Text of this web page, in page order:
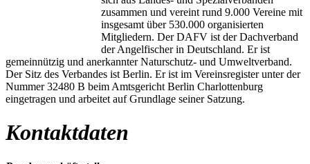
zusammen und vereint rund 9.000 Vereine mit
insgesamt über 530.000 organisierten
Mitgliedern. Der DAFV ist der Dachverband
der Angelfischer in Deutschland. Er ist
gemeinnützig und anerkannter Naturschutz- und Umweltverband.
Der Sitz des Verbandes ist Berlin. Er ist im Vereinsregister unter der
Nummer 32480 B beim Amtsgericht Berlin Charlottenburg
eingetragen und arbeitet auf Grundlage seiner Satzung.
Kontaktdaten